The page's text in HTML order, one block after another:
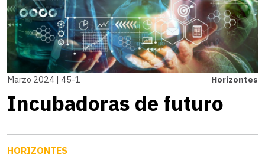
Marzo 2024 | 45-1 Horizontes
Incubadoras de futuro
HORIZONTES